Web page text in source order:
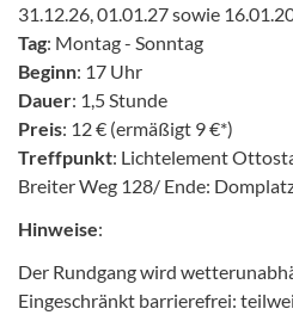
31.12.26, 01.01.27 sowie
Tag: Montag - Sonntag
Beginn: 17 Uhr
Dauer: 1,5 Stunde
Preis: 12 € (ermäßigt 9 €*)
Treffpunkt: Lichtelement
Breiter Weg 128/ Ende:
Hinweise:
Der Rundgang wird
Eingeschränkt barrierefrei: